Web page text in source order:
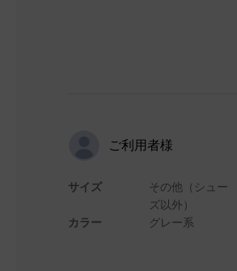
ご利用者様
サイズ
カラー
その他（シュー
ズ以外）
グレー系